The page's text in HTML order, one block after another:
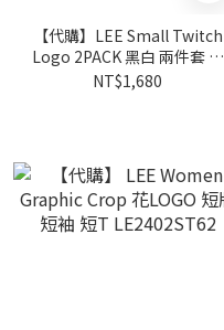
【代購】LEE Small Twitch
Logo 2PACK 黑白 兩件套 短
袖 短T LE2402ST50
NT$1,680